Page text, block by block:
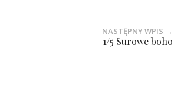
NASTĘPNY WPIS →
1/5 Surowe boho